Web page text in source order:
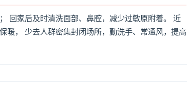
回家后及时清洗面部、鼻腔，减少过敏原附着。 近
暖， 少去人群密集封闭场所，勤洗手、常通风，提高